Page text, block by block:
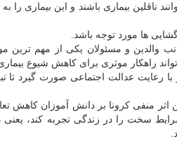
بیماری باشند و این بیماری را به
ها مورد توجه باشد.
و مسئولان یکی از مهم ترین
راهکار موثری برای کاهش شیوع بیماری
عدالت اجتماعی صورت گیرد تا
اثر منفی کرونا بر دانش آموزان کاهش
سخت را در زندگی تجربه کند، یعنی